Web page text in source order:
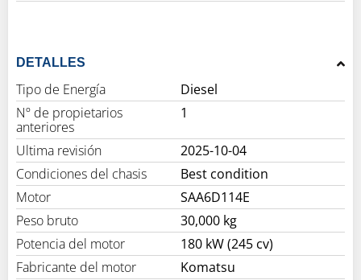
DETALLES
Tipo de Energía
Diesel
Nº de propietarios
anteriores
1
Ultima revisión
2025-10-04
Condiciones del chasis
Best condition
Motor
SAA6D114E
Peso bruto
30,000 kg
Potencia del motor
180 kW (245 cv)
Fabricante del motor
Komatsu